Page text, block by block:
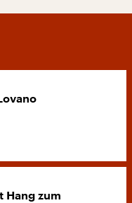
Hang zum